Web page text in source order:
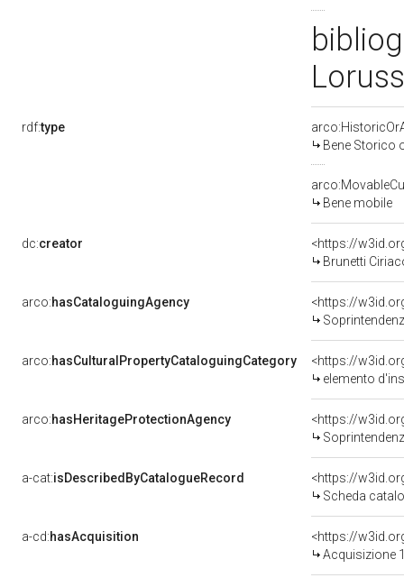
rdf:type
Bene Storico
Bene mobile
dc:creator
<https://
Brunetti
arco:hasCataloguingAgency
<https://
arco:hasCulturalPropertyCataloguingCategory
<https://
elemento
arco:hasHeritageProtectionAgency
<https://
a-cat:isDescribedByCatalogueRecord
<https://
Scheda
a-cd:hasAcquisition
<https://
Acquisizione